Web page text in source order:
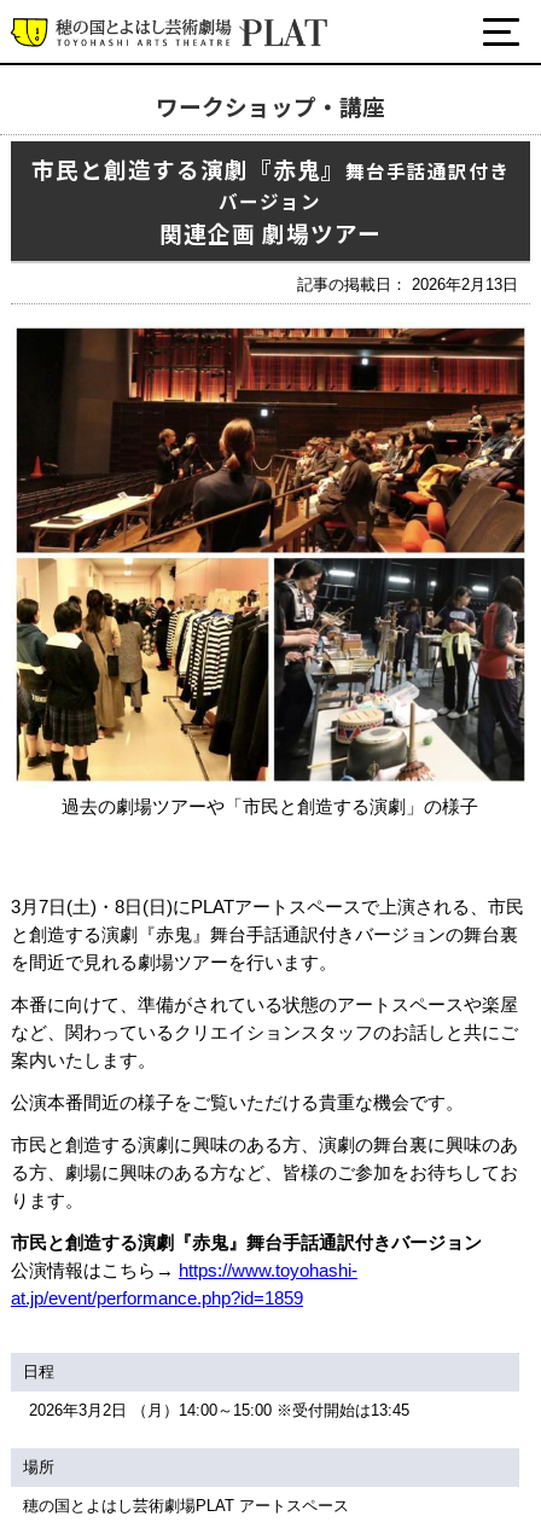
アクセシビリティ/
サービス
会員制度のご案内
座席表 月間スケジュール
プラットニュース 出版物・映像
サイトマップ トップに戻る
ワークショップ・講座
市民と創造する演劇『赤鬼』 舞台手話通訳付き
バージョン
関連企画 劇場ツアー
記事の掲載日： 2026年2月13日
過去の劇場ツアーや「市民と創造する演劇」の様子
3月7日(土)・8日(日)にPLATアートスペースで上演される、市民
と創造する演劇『赤鬼』舞台手話通訳付きバージョンの舞台裏
を間近で見れる劇場ツアーを行います。
本番に向けて、準備がされている状態のアートスペースや楽屋
など、関わっているクリエイションスタッフのお話しと共にご
案内いたします。
公演本番間近の様子をご覧いただける貴重な機会です。
市民と創造する演劇に興味のある方、演劇の舞台裏に興味のあ
る方、劇場に興味のある方など、皆様のご参加をお待ちしてお
ります。
市民と創造する演劇『赤鬼』舞台手話通訳付きバージョン
公演情報はこちら→ https://www.toyohashi-
at.jp/event/performance.php?id=1859
日程
2026年3月2日 （月）14:00～15:00 ※受付開始は13:45
場所
穂の国とよはし芸術劇場PLAT アートスペース
最新の公演・イベント情報
演劇・ダンス・音楽など
ワークショップ・講座
プラットについて
チケット・座席表・鑑賞サポートなど
施設の利用について
サポート
関連団体・施設